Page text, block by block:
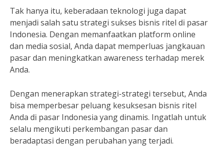
Tak hanya itu, keberadaan teknologi juga dapat
menjadi salah satu strategi sukses bisnis ritel di pasar
Indonesia. Dengan memanfaatkan platform online
dan media sosial, Anda dapat memperluas jangkauan
pasar dan meningkatkan awareness terhadap merek
Anda.
Dengan menerapkan strategi-strategi tersebut, Anda
bisa memperbesar peluang kesuksesan bisnis ritel
Anda di pasar Indonesia yang dinamis. Ingatlah untuk
selalu mengikuti perkembangan pasar dan
beradaptasi dengan perubahan yang terjadi.